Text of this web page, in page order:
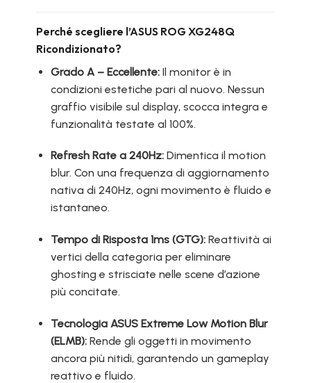
Perché scegliere l’ASUS ROG XG248Q
Ricondizionato?
Grado A – Eccellente:Il monitor è in
condizioni estetiche pari al nuovo. Nessun
graffio visibile sul display, scocca integra e
funzionalità testate al 100%.
Refresh Rate a 240Hz:Dimentica il motion
blur. Con una frequenza di aggiornamento
nativa di 240Hz, ogni movimento è fluido e
istantaneo.
Tempo di Risposta 1ms (GTG):Reattività ai
vertici della categoria per eliminare
ghosting e strisciate nelle scene d’azione
più concitate.
Tecnologia ASUS Extreme Low Motion Blur
(ELMB):Rende gli oggetti in movimento
ancora più nitidi, garantendo un gameplay
reattivo e fluido.